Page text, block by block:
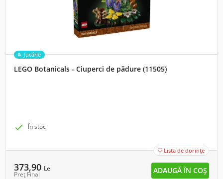
Jucărie
LEGO Botanicals - Ciuperci de pădure (11505)
 În stoc
 Lista de dorințe
373,90 Lei
Preț Final